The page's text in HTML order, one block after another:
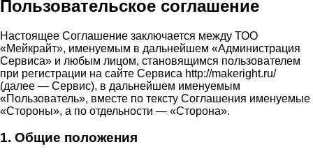
Пользовательское соглашение
Настоящее Соглашение заключается между ТОО
«Мейкрайт», именуемым в дальнейшем «Администрация
Сервиса» и любым лицом, становящимся пользователем
при регистрации на сайте Сервиса http://makeright.ru/
(далее — Сервис), в дальнейшем именуемым
«Пользователь», вместе по тексту Соглашения именуемые
«Стороны», а по отдельности — «Сторона».
1. Общие положения